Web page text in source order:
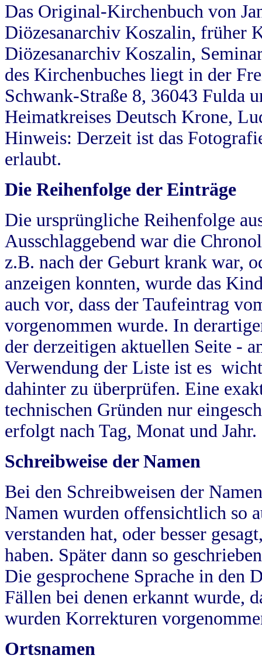
Das Original-Kirchenbuch von
Diözesanarchiv Koszalin, früher
Diözesanarchiv Koszalin,
des Kirchenbuches liegt in der
Schwank-Straße 8, 36043 Fulda
Heimatkreises Deutsch Krone,
Hinweis: Derzeit ist das
erlaubt.
Die Reihenfolge der Einträge
Die ursprüngliche Reihenfolge
Ausschlaggebend war die
z.B. nach der Geburt krank war,
anzeigen konnten, wurde das
auch vor, dass der Taufeintrag
vorgenommen wurde. In
der derzeitigen aktuellen Seite -
Verwendung der Liste ist es
dahinter zu überprüfen. Eine
technischen Gründen nur
erfolgt nach Tag, Monat und Jahr.
Schreibweise der Namen
Bei den Schreibweisen der
Namen wurden offensichtlich so
verstanden hat, oder besser
haben. Später dann so
Die gesprochene Sprache in
Fällen bei denen erkannt wurde,
wurden Korrekturen
Ortsnamen